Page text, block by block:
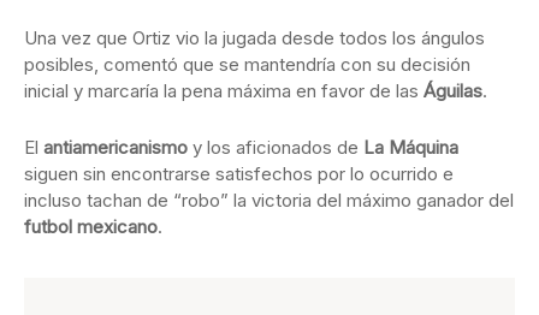
Una vez que Ortiz vio la jugada desde todos los ángulos
posibles, comentó que se mantendría con su decisión
inicial y marcaría la pena máxima en favor de las Águilas.
El antiamericanismo y los aficionados de La Máquina
siguen sin encontrarse satisfechos por lo ocurrido e
incluso tachan de “robo” la victoria del máximo ganador del
futbol mexicano.